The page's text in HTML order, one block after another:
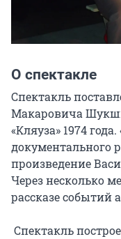
О спектакле
Спектакль
Макаровича
«Кляуза» 1974
документального
произведение
Через несколько
рассказе событий